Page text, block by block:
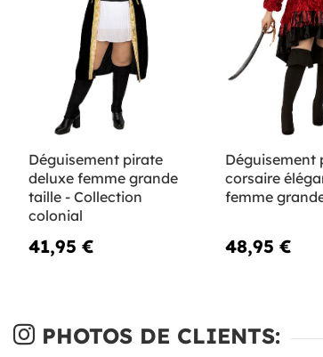
Déguisement pirate
deluxe femme grande
taille - Collection
colonial
41,95 €
Déguisement
corsaire
femme
48,95 €
PHOTOS DE CLIENTS: